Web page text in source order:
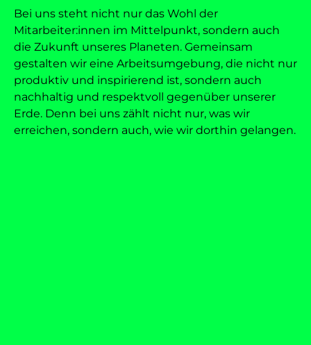
Bei uns steht nicht nur das Wohl der
Mitarbeiter:innen im Mittelpunkt, sondern auch
die Zukunft unseres Planeten. Gemeinsam
gestalten wir eine Arbeitsumgebung, die nicht nur
produktiv und inspirierend ist, sondern auch
nachhaltig und respektvoll gegenüber unserer
Erde. Denn bei uns zählt nicht nur, was wir
erreichen, sondern auch, wie wir dorthin gelangen.